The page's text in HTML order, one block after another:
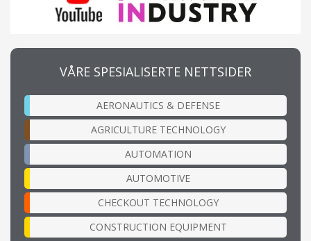
VÅRE SPESIALISERTE NETTSIDER
AERONAUTICS & DEFENSE
AGRICULTURE TECHNOLOGY
AUTOMATION
AUTOMOTIVE
CHECKOUT TECHNOLOGY
CONSTRUCTION EQUIPMENT